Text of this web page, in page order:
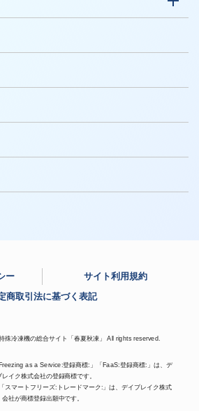
ー
サイト利用規約
商取引法に基づく表記
殊冷凍機の総合サイト「春夏秋凍」 All rights reserved.
as a Service:登録商標:」「FaaS:登録商標:」は、デ
レイク株式会社の登録商標です。
スマートフリーズ:トレードマーク:」は、デイブレイク株式
会社が商標登録出願中です。